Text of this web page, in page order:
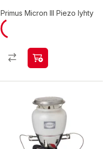
Primus Micron III Piezo lyhty